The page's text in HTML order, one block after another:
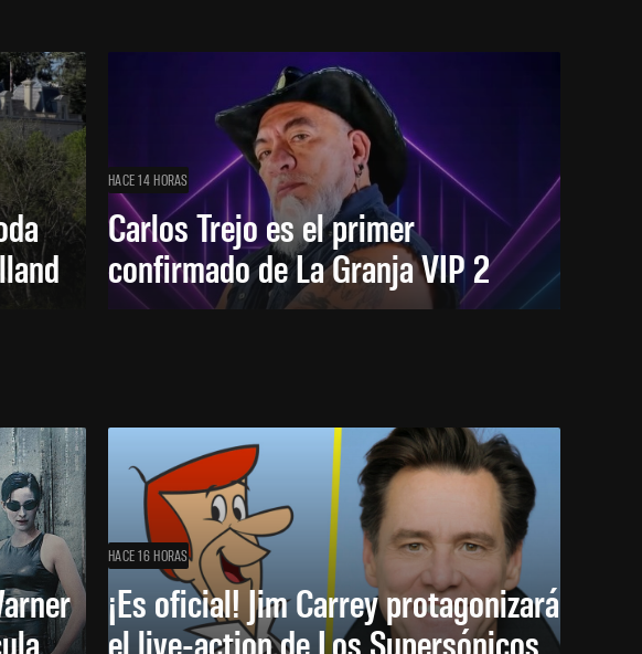
HACE 14 HORAS
Carlos Trejo es el primer
confirmado de La Granja VIP 2
HACE 16 HORAS
¡Es oficial! Jim Carrey protagonizará
el live-action de Los Supersónicos